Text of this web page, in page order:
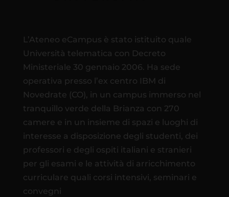
L’Ateneo eCampus è stato istituito quale
Università telematica con Decreto
Ministeriale 30 gennaio 2006. Ha sede
operativa presso l’ex centro IBM di
Novedrate (CO), in un campus immerso nel
tranquillo verde della Brianza con 270
camere e in un insieme di spazi e luoghi di
interesse a disposizione degli studenti, dei
professori e degli ospiti italiani e stranieri
per gli esami e le attività di arricchimento
curriculare quali corsi intensivi, seminari e
convegni